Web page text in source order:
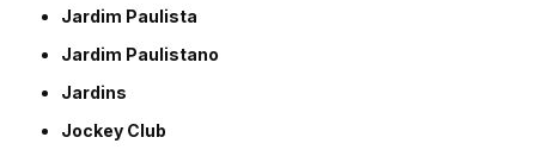
Jardim Paulista
Jardim Paulistano
Jardins
Jockey Club